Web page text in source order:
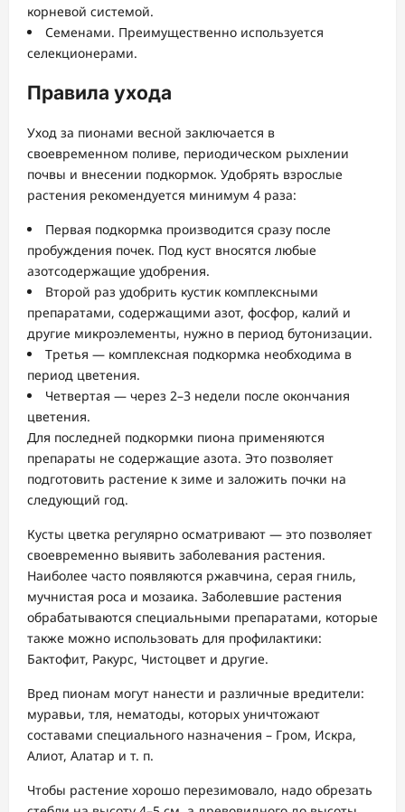
корневой системой.
Семенами. Преимущественно используется
селекционерами.
Правила ухода
Уход за пионами весной заключается в
своевременном поливе, периодическом рыхлении
почвы и внесении подкормок. Удобрять взрослые
растения рекомендуется минимум 4 раза:
Первая подкормка производится сразу после
пробуждения почек. Под куст вносятся любые
азотсодержащие удобрения.
Второй раз удобрить кустик комплексными
препаратами, содержащими азот, фосфор, калий и
другие микроэлементы, нужно в период бутонизации.
Третья — комплексная подкормка необходима в
период цветения.
Четвертая — через 2–3 недели после окончания
цветения.
Для последней подкормки пиона применяются
препараты не содержащие азота. Это позволяет
подготовить растение к зиме и заложить почки на
следующий год.
Кусты цветка регулярно осматривают — это позволяет
своевременно выявить заболевания растения.
Наиболее часто появляются ржавчина, серая гниль,
мучнистая роса и мозаика. Заболевшие растения
обрабатываются специальными препаратами, которые
также можно использовать для профилактики:
Бактофит, Ракурс, Чистоцвет и другие.
Вред пионам могут нанести и различные вредители:
муравьи, тля, нематоды, которых уничтожают
составами специального назначения – Гром, Искра,
Алиот, Алатар и т. п.
Чтобы растение хорошо перезимовало, надо обрезать